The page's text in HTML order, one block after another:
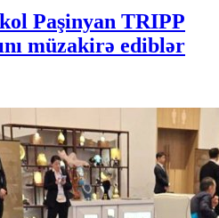
Paşinyan TRIPP
müzakirə ediblər